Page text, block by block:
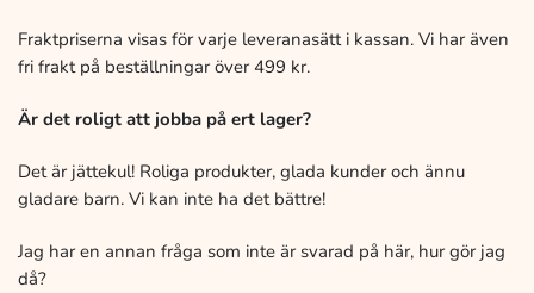
Fraktpriserna visas för varje leveranasätt i kassan. Vi har även
fri frakt på beställningar över 499 kr.
Är det roligt att jobba på ert lager?
Det är jättekul! Roliga produkter, glada kunder och ännu
gladare barn. Vi kan inte ha det bättre!
Jag har en annan fråga som inte är svarad på här, hur gör jag
då?